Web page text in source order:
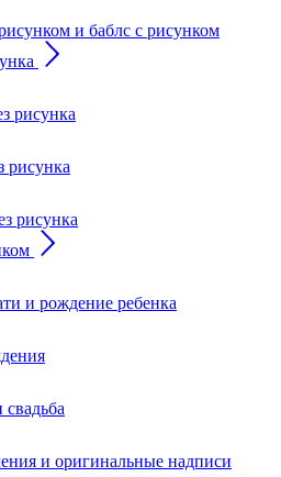
и баблс с рисунком
рисунка
рисунка
рисунка
и рождение ребенка
и оригинальные надписи